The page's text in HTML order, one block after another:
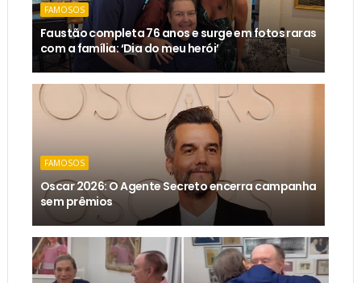
FAMOSOS
Faustão completa 76 anos e surge em fotos raras
com a família: ‘Dia do meu herói’
FAMOSOS
Oscar 2026: O Agente Secreto encerra campanha
sem prêmios